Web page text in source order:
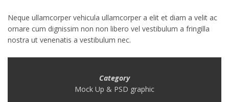
Neque ullamcorper vehicula ullamcorper a elit et diam a velit ac
ornare cum dignissim non non libero vel vestibulum a fringilla
nostra ut venenatis a vestibulum nec.
Category
Mock Up & PSD graphic